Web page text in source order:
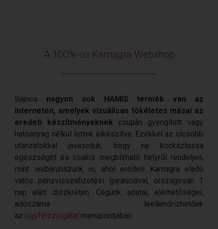
A 100%-os Kamagra Webshop
Sajnos nagyon sok HAMIS termék van az
interneten, amelyek vizuálisan tökéletes másai az
eredeti készítményeknek csupán gyengített vagy
hatóanyag nélkül lettek elkészítve. Ezekkel az olcsóbb
utánzatokkal javasoljuk, hogy ne kockáztassa
egészségét és csakis megbízható helyről rendeljen,
mint webáruházunk is, ahol eredeti Kamagra eladó
valós pénzvisszafizetési garanciával, országosan 1
nap alatt diszkréten. Cégünk adatai, elérhetőségei,
adószáma leellenőrizhetőek
az Ügyfélszolgálat menüpontjában